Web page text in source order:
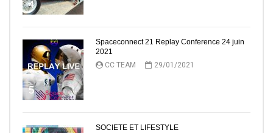
4
5
Spaceconnect 21 Replay Conference 24 juin
2021
CC TEAM
29/01/2021
SOCIETE ET LIFESTYLE